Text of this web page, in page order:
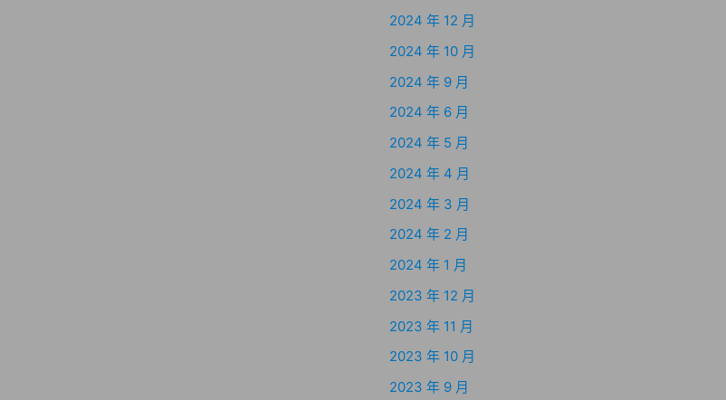
2024 年 12 月
2024 年 10 月
2024 年 9 月
2024 年 6 月
2024 年 5 月
2024 年 4 月
2024 年 3 月
2024 年 2 月
2024 年 1 月
2023 年 12 月
2023 年 11 月
2023 年 10 月
2023 年 9 月